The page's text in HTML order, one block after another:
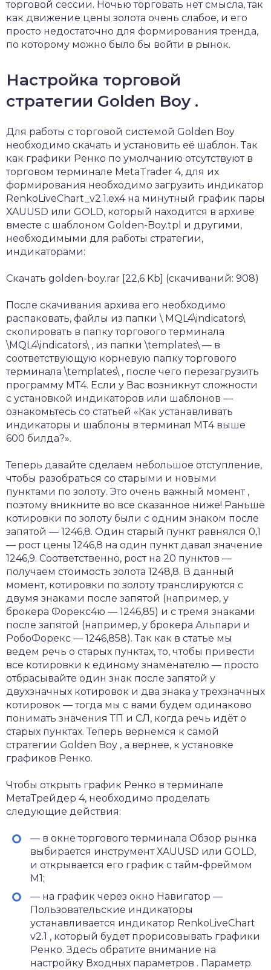
торговой сессии. Ночью торговать нет смысла, так
как движение цены золота очень слабое, и его
просто недостаточно для формирования тренда,
по которому можно было бы войти в рынок.
Настройка торговой
стратегии Golden Boy .
Для работы с торговой системой Golden Boy
необходимо скачать и установить её шаблон. Так
как графики Ренко по умолчанию отсутствуют в
торговом терминале MetaTrader 4, для их
формирования необходимо загрузить индикатор
RenkoLiveChart_v2.1.ex4 на минутный график пары
XAUUSD или GOLD, который находится в архиве
вместе с шаблоном Golden-Boy.tpl и другими,
необходимыми для работы стратегии,
индикаторами:
Скачать golden-boy.rar [22,6 Kb] (скачиваний: 908)
После скачивания архива его необходимо
распаковать, файлы из папки \ MQL4\indicators\
скопировать в папку торгового терминала
\MQL4\indicators\ , из папки \templates\ — в
соответствующую корневую папку торгового
терминала \templates\ , после чего перезагрузить
программу МТ4. Если у Вас возникнут сложности
с установкой индикаторов или шаблонов —
ознакомьтесь со статьей «Как устанавливать
индикаторы и шаблоны в терминал МТ4 выше
600 билда?».
Теперь давайте сделаем небольшое отступление,
чтобы разобраться со старыми и новыми
пунктами по золоту. Это очень важный момент ,
поэтому вникните во все сказанное ниже! Раньше
котировки по золоту были с одним знаком после
запятой — 1246,8. Один старый пункт равнялся 0,1
— рост цены 1246,8 на один пункт давал значение
1246,9. Соответственно, рост на 20 пунктов —
получаем стоимость золота 1248,8. В данный
момент, котировки по золоту транслируются с
двумя знаками после запятой (например, у
брокера Форекс4ю — 1246,85) и с тремя знаками
после запятой (например, у брокера Альпари и
РобоФорекс — 1246,858). Так как в статье мы
ведем речь о старых пунктах, то, чтобы привести
все котировки к единому знаменателю — просто
отбрасывайте один знак после запятой у
двухзначных котировок и два знака у трехзначных
котировок — тогда мы с вами будем одинаково
понимать значения ТП и СЛ, когда речь идёт о
старых пунктах. Теперь вернемся к самой
стратегии Golden Boy , а вернее, к установке
графиков Ренко.
Чтобы открыть график Ренко в терминале
МетаТрейдер 4, необходимо проделать
следующие действия:
— в окне торгового терминала Обзор рынка
выбирается инструмент XAUUSD или GOLD,
и открывается его график с тайм-фреймом
М1;
— на график через окно Навигатор —
Пользовательские индикаторы
устанавливается индикатор RenkoLiveChart
v2.1 , который будет прорисовывать графики
Ренко. Здесь обратите внимание на
настройку Входных параметров . Параметр